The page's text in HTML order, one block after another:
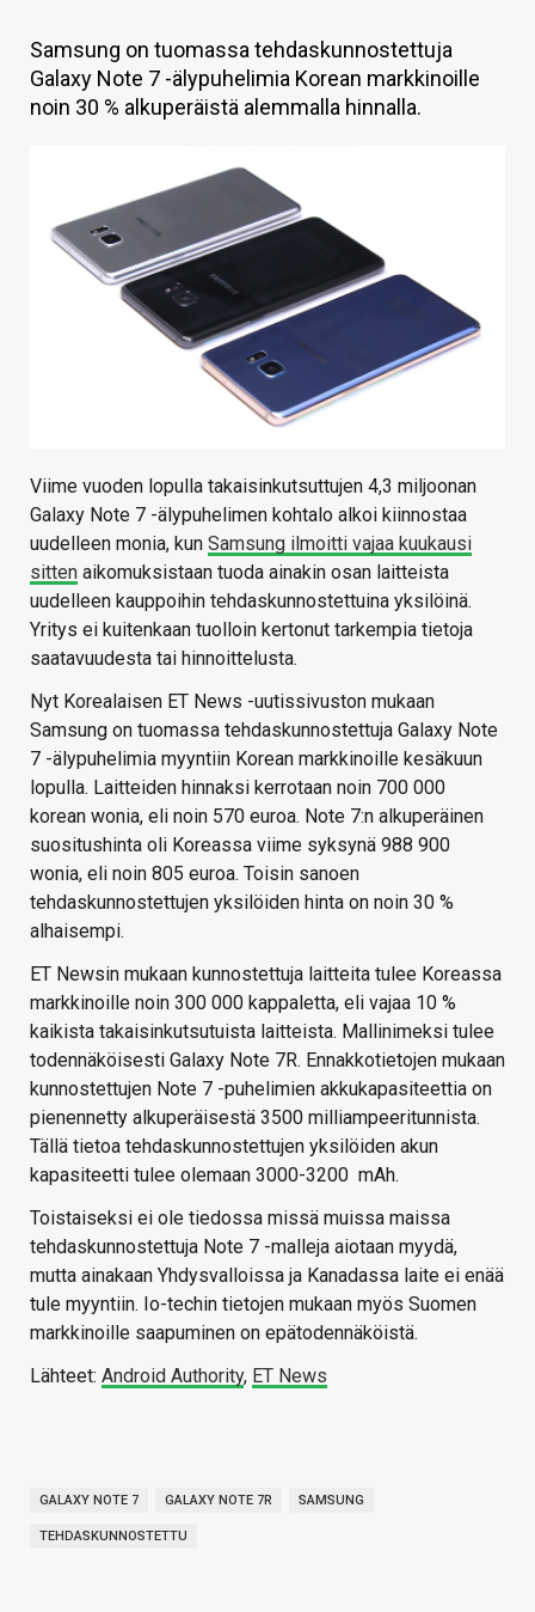
HINTA.FI
KAUPPA
HAKU
Samsung on tuomassa tehdaskunnostettuja
Galaxy Note 7 -älypuhelimia Korean markkinoille
noin 30 % alkuperäistä alemmalla hinnalla.
Viime vuoden lopulla takaisinkutsuttujen 4,3 miljoonan
Galaxy Note 7 -älypuhelimen kohtalo alkoi kiinnostaa
uudelleen monia, kun Samsung ilmoitti vajaa kuukausi
sitten aikomuksistaan tuoda ainakin osan laitteista
uudelleen kauppoihin tehdaskunnostettuina yksilöinä.
Yritys ei kuitenkaan tuolloin kertonut tarkempia tietoja
saatavuudesta tai hinnoittelusta.
Nyt Korealaisen ET News -uutissivuston mukaan
Samsung on tuomassa tehdaskunnostettuja Galaxy Note
7 -älypuhelimia myyntiin Korean markkinoille kesäkuun
lopulla. Laitteiden hinnaksi kerrotaan noin 700 000
korean wonia, eli noin 570 euroa. Note 7:n alkuperäinen
suositushinta oli Koreassa viime syksynä 988 900
wonia, eli noin 805 euroa. Toisin sanoen
tehdaskunnostettujen yksilöiden hinta on noin 30 %
alhaisempi.
ET Newsin mukaan kunnostettuja laitteita tulee Koreassa
markkinoille noin 300 000 kappaletta, eli vajaa 10 %
kaikista takaisinkutsutuista laitteista. Mallinimeksi tulee
todennäköisesti Galaxy Note 7R. Ennakkotietojen mukaan
kunnostettujen Note 7 -puhelimien akkukapasiteettia on
pienennetty alkuperäisestä 3500 milliampeeritunnista.
Tällä tietoa tehdaskunnostettujen yksilöiden akun
kapasiteetti tulee olemaan 3000-3200 mAh.
Toistaiseksi ei ole tiedossa missä muissa maissa
tehdaskunnostettuja Note 7 -malleja aiotaan myydä,
mutta ainakaan Yhdysvalloissa ja Kanadassa laite ei enää
tule myyntiin. Io-techin tietojen mukaan myös Suomen
markkinoille saapuminen on epätodennäköistä.
Lähteet: Android Authority, ET News
GALAXY NOTE 7 GALAXY NOTE 7R SAMSUNG
TEHDASKUNNOSTETTU